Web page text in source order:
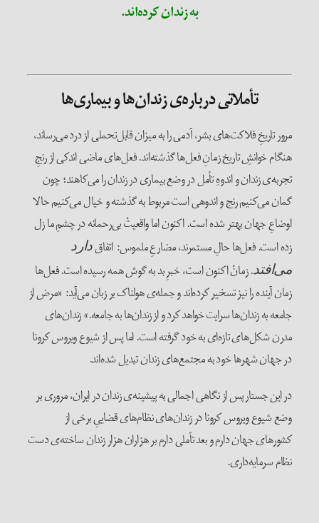
به زندان‌ کرده‌اند.
تأملاتی درباره‌ی زندان‌ها و بیماری‌ها
مرور تاریخِ فلاکت‌های بشر، آدمی را به میزان قابل‌تحملی از درد می‌رساند،
هنگام خوانشِ تاریخ زمانِ فعل‌ها گذشته‌اند. فعل‌های ماضی اندکی از رنجِ
تجربه‌ی زندان و اندوهِ تأمل در وضع بیماری در زندان را می‌کاهند؛ چون
گمان می‌کنیم رنج و اندوهی است مربوط به گذشته و خیال می‌کنیم حالا
اوضاعِ جهان بهتر شده است. اکنون اما واقعیتْ بی‌رحمانه در چشمِ ما زل
زده است. فعل‌ها حالِ مستمرند، مضارعِ ملموس: اتفاقدارد
می‌افتد. زمانْ اکنون است، خبرِ بد به گوش همه رسیده است. فعل‌ها
زمان آینده را نیز تسخیر کرده‌اند و جمله‌ی هولناک بر زبان‌ می‌آید: «مرض از
جامعه به زندان‌ها سرایت خواهد کرد و از زندان‌ها به جامعه.» زندان‌های
مدرن شکل‌های تازه‌ای به خود گرفته است. اما پس از شیوع ویروس کرونا
در جهان شهرها خود به مجتمع‌های زندان تبدیل شده‌اند.
در این جستار پس از نگاهی اجمالی به پیشینه‌ی زندان در ایران، مروری بر
وضع شیوع ویروس کرونا در زندان‌های نظام‌های قضاییِ برخی از
کشورهای جهان دارم و بعد تأملی دارم بر هزاران هزار زندان ساخته‌ی دست
نظام سرمایه‌داری.